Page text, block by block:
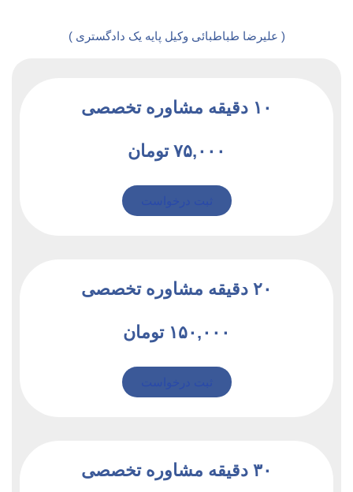
( علیرضا طباطبائی وکیل پایه یک دادگستری )
۱۰ دقیقه مشاوره تخصصی
۷۵,۰۰۰ تومان
۲۰ دقیقه مشاوره تخصصی
۱۵۰,۰۰۰ تومان
۳۰ دقیقه مشاوره تخصصی